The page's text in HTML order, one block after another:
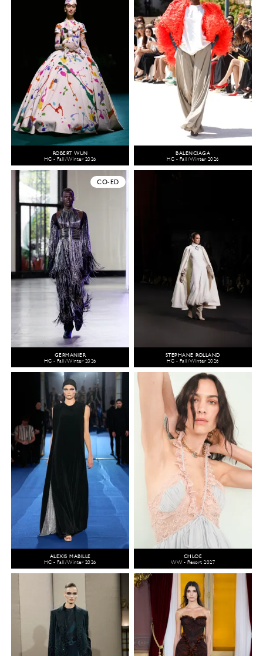
ROBERT WUN
HC - Fall/Winter 2026
BALENCIAGA
HC - Fall/Winter 2026
CO-ED
GERMANIER
HC - Fall/Winter 2026
STEPHANE ROLLAND
HC - Fall/Winter 2026
ALEXIS MABILLE
HC - Fall/Winter 2026
CHLOÉ
WW - Resort 2027